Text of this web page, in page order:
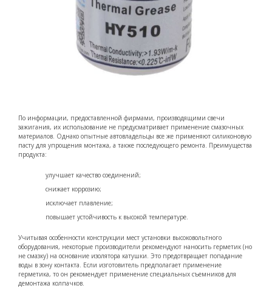
По информации, предоставленной фирмами, производящими свечи
зажигания, их использование не предусматривает применение смазочных
материалов. Однако опытные автовладельцы все же применяют силиконовую
пасту для упрощения монтажа, а также последующего ремонта. Преимущества
продукта:
улучшает качество соединений;
снижает коррозию;
исключает плавление;
повышает устойчивость к высокой температуре.
Учитывая особенности конструкции мест установки высоковольтного
оборудования, некоторые производители рекомендуют наносить герметик (но
не смазку) на основание изолятора катушки. Это предотвращает попадание
воды в зону контакта. Если изготовитель предполагает применение
герметика, то он рекомендует применение специальных съемников для
демонтажа колпачков.